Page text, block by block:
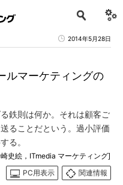
2014年5月28日
ルマーケティングの
鉄則は何か。それは顧客ご
ることだという。過小評価
る。
史絵，ITmedia マーケティング]
PC用表示
関連情報